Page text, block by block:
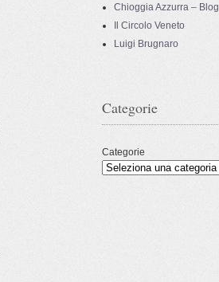
Chioggia Azzurra – Blog
Il Circolo Veneto
Luigi Brugnaro
Categorie
Categorie